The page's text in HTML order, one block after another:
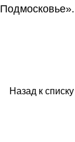
Подмосковье».
Назад к списку